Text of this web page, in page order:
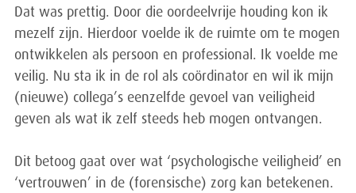
Dat was prettig. Door die oordeelvrije houding kon ik
mezelf zijn. Hierdoor voelde ik de ruimte om te mogen
ontwikkelen als persoon en professional. Ik voelde me
veilig. Nu sta ik in de rol als coördinator en wil ik mijn
(nieuwe) collega’s eenzelfde gevoel van veiligheid
geven als wat ik zelf steeds heb mogen ontvangen.
Dit betoog gaat over wat ‘psychologische veiligheid’ en
‘vertrouwen’ in de (forensische) zorg kan betekenen.